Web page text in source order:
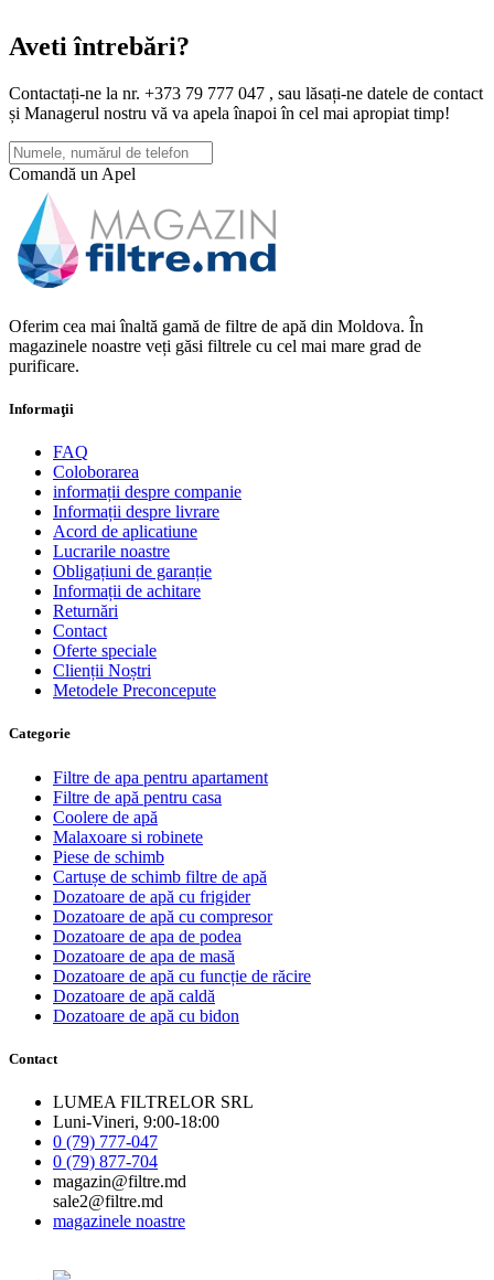
Aveti întrebări?
Contactați-ne la nr. +373 79 777 047 , sau lăsați-ne datele de contact
și Managerul nostru vă va apela înapoi în cel mai apropiat timp!
Comandă un Apel
Oferim cea mai înaltă gamă de filtre de apă din Moldova. În
magazinele noastre veți găsi filtrele cu cel mai mare grad de
purificare.
Informaţii
FAQ
Coloborarea
informații despre companie
Informații despre livrare
Acord de aplicatiune
Lucrarile noastre
Obligațiuni de garanție
Informații de achitare
Returnări
Contact
Oferte speciale
Clienții Noștri
Metodele Preconcepute
Сategorie
Filtre de apa pentru apartament
Filtre de apă pentru casa
Coolere de apă
Malaxoare si robinete
Piese de schimb
Cartușe de schimb filtre de apă
Dozatoare de apă cu frigider
Dozatoare de apă cu compresor
Dozatoare de apa de podea
Dozatoare de apa de masă
Dozatoare de apă cu funcție de răcire
Dozatoare de apă caldă
Dozatoare de apă cu bidon
Contact
LUMEA FILTRELOR SRL
Luni-Vineri, 9:00-18:00
0 (79) 777-047
0 (79) 877-704
magazin@filtre.md
sale2@filtre.md
magazinele noastre